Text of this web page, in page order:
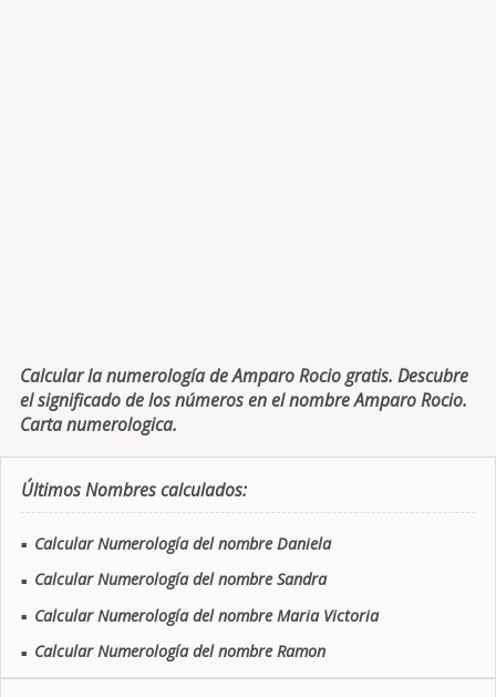
Calcular la numerología de Amparo Rocio gratis. Descubre
el significado de los números en el nombre Amparo Rocio.
Carta numerologica.
Últimos Nombres calculados:
■ Calcular Numerología del nombre Daniela
■ Calcular Numerología del nombre Sandra
■ Calcular Numerología del nombre Maria Victoria
■ Calcular Numerología del nombre Ramon